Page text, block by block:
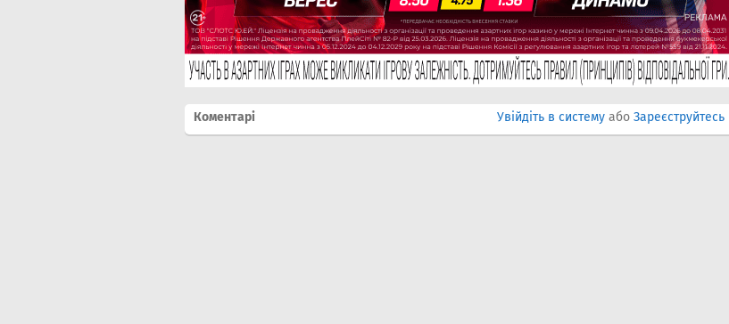
Коментарі Увійдіть в систему або Зареєструйтесь